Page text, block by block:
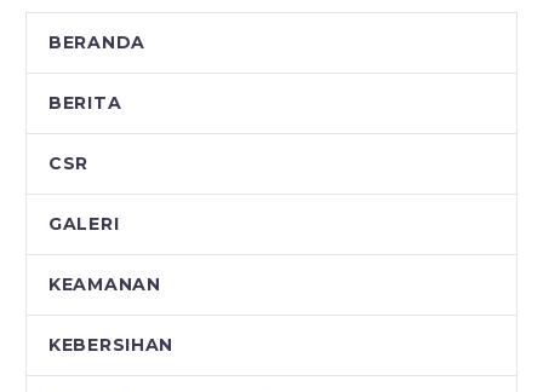
BERANDA
BERITA
CSR
GALERI
KEAMANAN
KEBERSIHAN